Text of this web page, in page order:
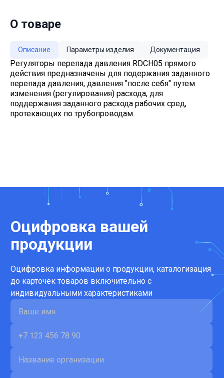
О товаре
Описание Параметры изделия Документация
Регуляторы перепада давления RDCH05 прямого
действия предназначены для подержания заданного
перепада давления, давления "после себя" путем
изменения (регулирования) расхода, для
поддержания заданного расхода рабочих сред,
протекающих по трубопроводам.
Оцифровка вашей
продукции
Оцифровка информации о продукции, каталогизация
до карточек товаров включительно с
индивидуальными характеристиками